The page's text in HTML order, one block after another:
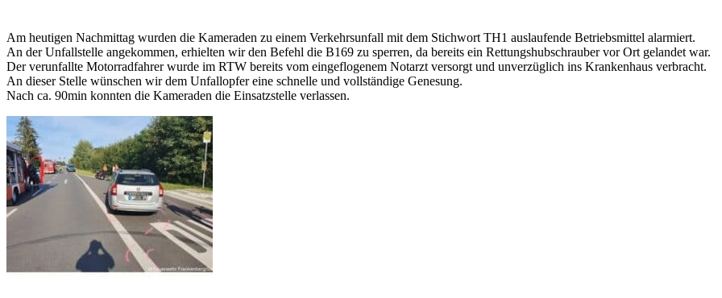
Am heutigen Nachmittag wurden die Kameraden zu einem Verkehrsunfall mit dem Stichwort TH1 auslaufende Betriebsmittel alarmiert.
An der Unfallstelle angekommen, erhielten wir den Befehl die B169 zu sperren, da bereits ein Rettungshubschrauber vor Ort gelandet war.
Der verunfallte Motorradfahrer wurde im RTW bereits vom eingeflogenem Notarzt versorgt und unverzüglich ins Krankenhaus verbracht.
An dieser Stelle wünschen wir dem Unfallopfer eine schnelle und vollständige Genesung.
Nach ca. 90min konnten die Kameraden die Einsatzstelle verlassen.